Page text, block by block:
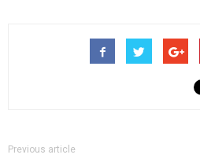
Previous article